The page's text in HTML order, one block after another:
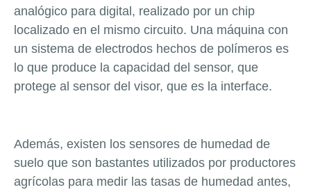
analógico para digital, realizado por un chip
localizado en el mismo circuito. Una máquina con
un sistema de electrodos hechos de polímeros es
lo que produce la capacidad del sensor, que
protege al sensor del visor, que es la interface.
Además, existen los sensores de humedad de
suelo que son bastantes utilizados por productores
agrícolas para medir las tasas de humedad antes,